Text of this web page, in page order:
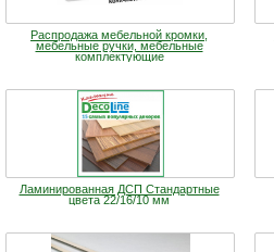
Распродажа мебельной кромки,
мебельные ручки, мебельные
комплектующие
Ламинированная ДСП Cтандартные
цвета 22/16/10 мм